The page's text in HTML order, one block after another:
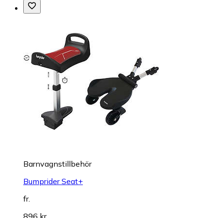
Barnvagnstillbehör
Bumprider Seat+
fr.
896 kr